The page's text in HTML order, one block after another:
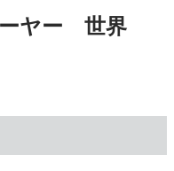
ーヤー 世界